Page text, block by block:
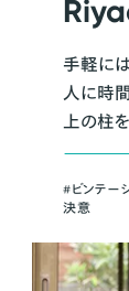
手軽に
人に時
上の柱
#ビンテー
決意